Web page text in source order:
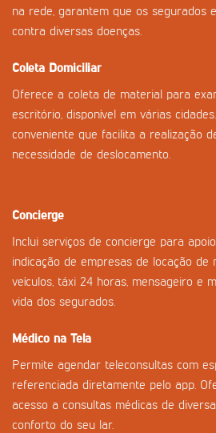
na rede, garantem que os segurados
contra diversas doenças.
Coleta Domiciliar
Oferece a coleta de material para
escritório, disponível em várias
conveniente que facilita a realização
necessidade de deslocamento.
Concierge
Inclui serviços de concierge para
indicação de empresas de locação de
veículos, táxi 24 horas, mensageiro e
vida dos segurados.
Médico na Tela
Permite agendar teleconsultas com
referenciada diretamente pelo app.
acesso a consultas médicas de
conforto do seu lar.